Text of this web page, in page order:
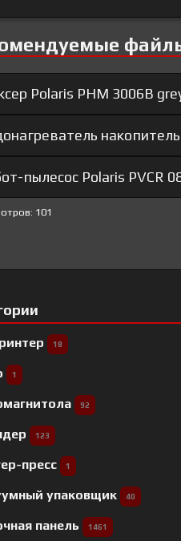
Polaris PHM 3006B
пылесос Polaris PVCR
101
18
1
92
123
пресс 1
упаковщик 40
панель 1461